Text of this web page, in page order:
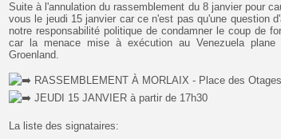
Suite à l'annulation du rassemblement du 8 janvier pour
vous le jeudi 15 janvier car ce n'est pas qu'une question
notre responsabilité politique de condamner le coup de
car la menace mise à exécution au Venezuela
Groenland.
RASSEMBLEMENT À MORLAIX - Place des Otages
JEUDI 15 JANVIER à partir de 17h30
La liste des signataires: